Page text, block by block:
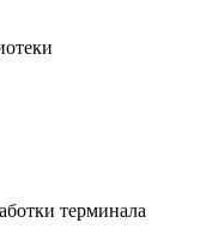
терминала